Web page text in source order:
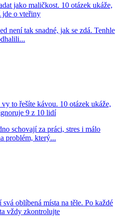
jako maličkost. 10 otázek ukáže,
jde o vteřiny
není tak snadné, jak se zdá. Tenhle
to řešíte kávou. 10 otázek ukáže,
9 z 10 lidí
schovají za práci, stres i málo
problém, který...
oblíbená místa na těle. Po každé
vždy zkontrolujte